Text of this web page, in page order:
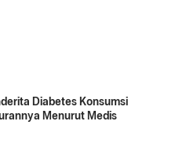
Diabetes Konsumsi
Menurut Medis